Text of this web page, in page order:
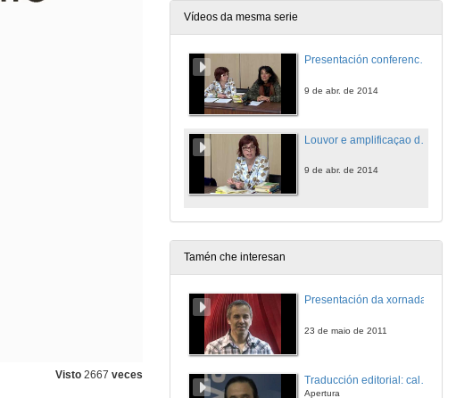
Visto 2667 veces
Vídeos da mesma serie
Presentación conferencia: Louvor e amplificaçao de algúns dos nossos poetas do sèculo XX
9 de abr. de 2014
9 de abr. de 2014
Tamén che interesan
Presentación da xornada
23 de maio de 2011
Apertura